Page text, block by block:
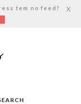
tem no feed?
X